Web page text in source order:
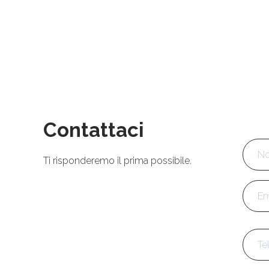
Contattaci
Ti risponderemo il prima possibile.
Nome
Email